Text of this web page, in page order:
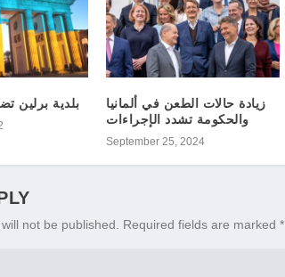
بلدية برلين
زيادة حالات الطعن في ألمانيا
والحكومة تشدد الإجراءات
September 25, 2024
not be published. Required fields are marked*